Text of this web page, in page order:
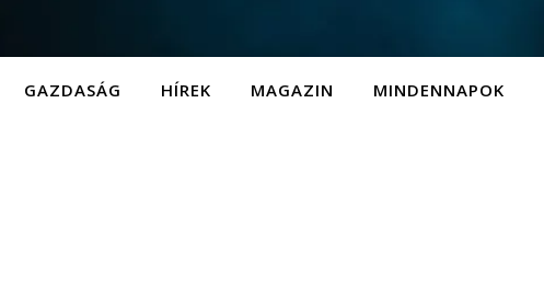
GAZDASÁG HÍREK MAGAZIN MINDENNAPOK